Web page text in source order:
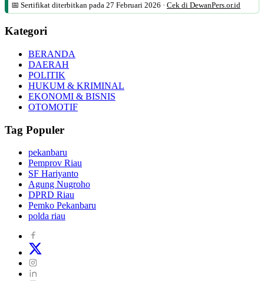
📅 Sertifikat diterbitkan pada 27 Februari 2026 · Cek di DewanPers.or.id
Kategori
BERANDA
DAERAH
POLITIK
HUKUM & KRIMINAL
EKONOMI & BISNIS
OTOMOTIF
Tag Populer
pekanbaru
Pemprov Riau
SF Hariyanto
Agung Nugroho
DPRD Riau
Pemko Pekanbaru
polda riau